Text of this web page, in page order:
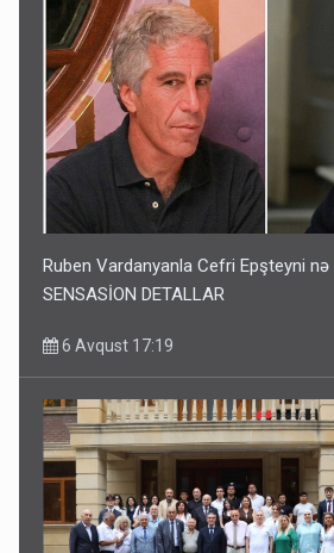
Ruben Vardanyanla Cefri Epşteyni
SENSASİON DETALLAR
6 Avqust 17:19